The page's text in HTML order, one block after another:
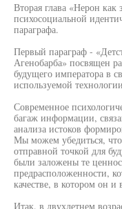
Вторая глава «Нерон
психосоциальной
параграфа.
Первый параграф -
Агенобарба» посвящен
будущего императора в
используемой
Современное
багаж информации,
анализа истоков
Мы можем убедиться,
отправной точкой для
были заложены те
предрасположенности,
качестве, в котором он
Итак, в двухлетнем